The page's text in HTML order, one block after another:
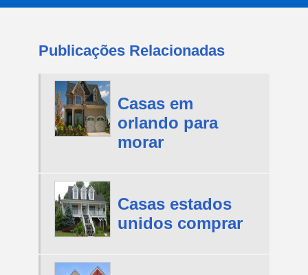
Publicações Relacionadas
Casas em
orlando para
morar
Casas estados
unidos comprar